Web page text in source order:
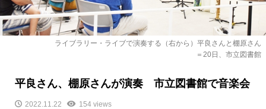
ライブラリー・ライブで演奏する（右から）平良さんと棚原さん
＝20日、市立図書館
平良さん、棚原さんが演奏 市立図書館で音楽会
2022.11.22 154 views